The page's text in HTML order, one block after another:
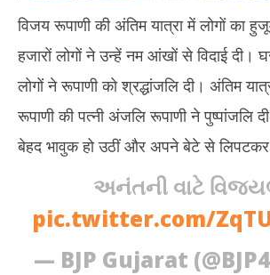
विजय रूपाणी की अंतिम यात्रा में लोगों का
हजारों लोगों ने उन्‍हें नम आंखों से विदाई दी।
लोगों ने रूपाणी को श्रद्धांजलि दी। अंतिम
रूपाणी की पत्‍नी अंजलि रूपाणी ने पुष्‍पांजलि
बेहद भावुक हो उठीं और अपने बेटे से लिपटकर
અનંતની વાટે
pic.twitter.com/
— BJP Gujarat